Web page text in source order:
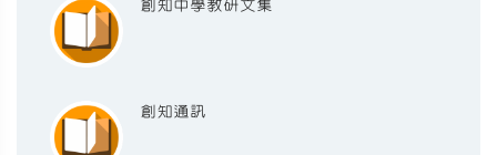
創知中學教研文集
創知通訊